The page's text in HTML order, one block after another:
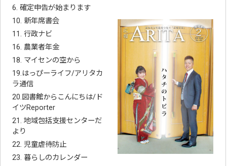
6. 確定申告が始まります
10. 新年席書会
11. 行政ナビ
16. 農業者年金
18. マイセンの空から
19.はっぴーライフ/アリタカ
ラ通信
20.図書館からこんにちは/ド
イツReporter
21. 地域包括支援センターだ
より
22. 児童虐待防止
23. 暮らしのカレンダー